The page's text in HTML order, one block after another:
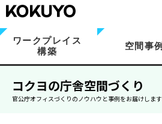
ワークプレイス
構築
空間事例
コクヨの庁舎空間づくり
官公庁オフィスづくりのノウハウと事例をお届けします